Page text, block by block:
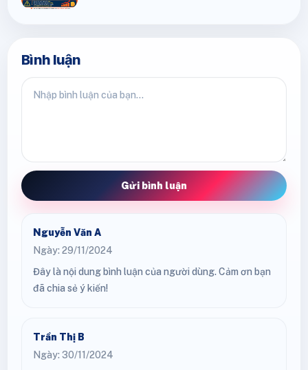
Bình luận
Gửi bình luận
Nguyễn Văn A
Ngày: 29/11/2024
Đây là nội dung bình luận của người dùng. Cảm ơn bạn
đã chia sẻ ý kiến!
Trần Thị B
Ngày: 30/11/2024